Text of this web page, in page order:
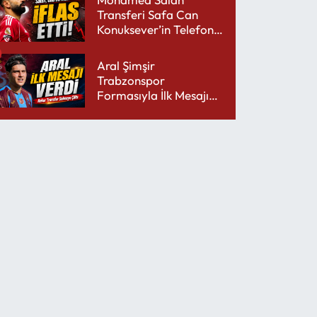
Transferi Safa Can
Konuksever’in Telefon
Aral Şimşir
Trabzonspor
Formasıyla İlk Mesajını